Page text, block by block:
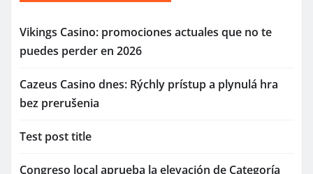
Vikings Casino: promociones actuales que no te
puedes perder en 2026
Cazeus Casino dnes: Rýchly prístup a plynulá hra
bez prerušenia
Test post title
Congreso local aprueba la elevación de Categoría